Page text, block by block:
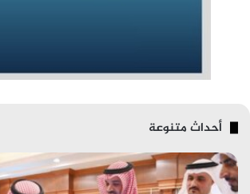
أحداث متنوعة